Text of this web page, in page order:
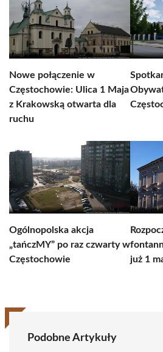
Nowe połączenie w
Częstochowie: Ulica 1 Maja
z Krakowską otwarta dla
ruchu
Ogólnopolska akcja
„tańczMY” po raz czwarty w
Częstochowie
już 1
Podobne Artykuły